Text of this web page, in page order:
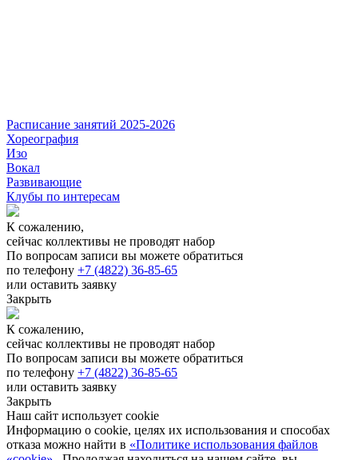
Расписание занятий 2025-2026
Хореография
Изо
Вокал
Развивающие
Клубы по интересам
К сожалению,
сейчас коллективы не проводят набор
По вопросам записи вы можете обратиться
по телефону +7 (4822) 36-85-65
или оставить заявку
Закрыть
К сожалению,
сейчас коллективы не проводят набор
По вопросам записи вы можете обратиться
по телефону +7 (4822) 36-85-65
или оставить заявку
Закрыть
Наш сайт использует cookie
Информацию о cookie, целях их использования и способах
отказа можно найти в «Политике использования файлов